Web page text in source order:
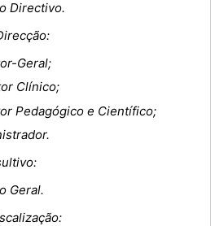
Directivo.
Geral;
Clínico;
Pedagógico e Científico;
Geral.